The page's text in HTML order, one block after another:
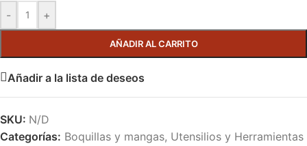
- +
AÑADIR AL CARRITO
Añadir a la lista de deseos
SKU: N/D
Categorías: Boquillas y mangas, Utensilios y Herramientas